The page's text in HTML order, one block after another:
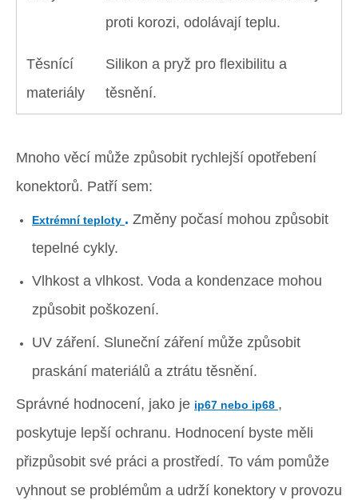
proti korozi, odolávají teplu.
Těsnící
materiály
Silikon a pryž pro flexibilitu a
těsnění.
Mnoho věcí může způsobit rychlejší opotřebení
konektorů. Patří sem:
Extrémní teploty . Změny počasí mohou způsobit
tepelné cykly.
Vlhkost a vlhkost. Voda a kondenzace mohou
způsobit poškození.
UV záření. Sluneční záření může způsobit
praskání materiálů a ztrátu těsnění.
Správné hodnocení, jako je ip67 nebo ip68 ,
poskytuje lepší ochranu. Hodnocení byste měli
přizpůsobit své práci a prostředí. To vám pomůže
vyhnout se problémům a udrží konektory v provozu